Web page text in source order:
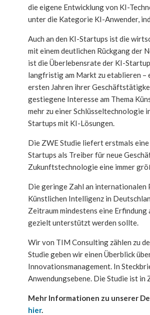
die eigene Entwicklung von KI-
unter die Kategorie KI-Anwender,
Auch an den KI-Startups ist die
mit einem deutlichen Rückgang der
ist die Überlebensrate der KI-
langfristig am Markt zu etablieren –
ersten Jahren ihrer
gestiegene Interesse am Thema
mehr zu einer
Startups mit KI-Lösungen.
Die ZWE Studie liefert erstmals
Startups als Treiber für neue
Zukunftstechnologie eine immer
Die geringe Zahl an internationalen
Künstlichen Intelligenz in
Zeitraum mindestens eine
gezielt unterstützt werden sollte.
Wir von TIM Consulting zählen zu
Studie geben wir einen Überblick
Innovationsmanagement. In
Anwendungsebene. Die Studie ist
Mehr Informationen zu unserer
hier.